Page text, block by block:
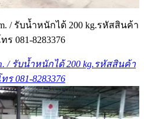
/ รับน้ำหนักได้ 200 kg.รหัสสินค้า
ร 081-8283376
/ รับน้ำหนักได้ 200 kg.รหัสสินค้า
ร 081-8283376